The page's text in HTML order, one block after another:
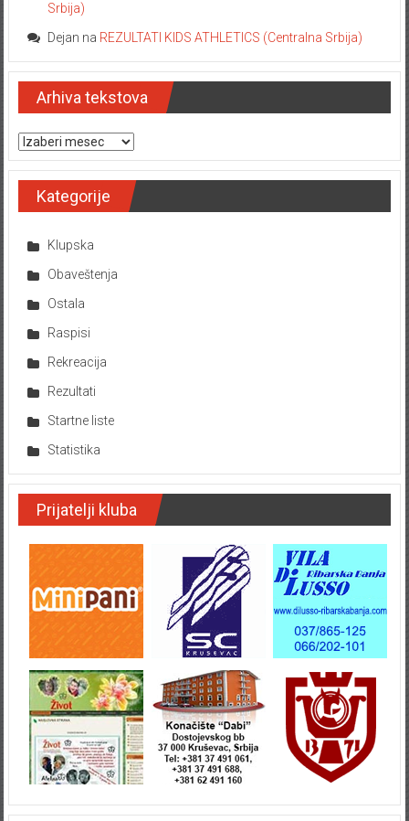
Srbija)
Dejan na REZULTATI KIDS ATHLETICS (Centralna Srbija)
Arhiva tekstova
Arhiva tekstova
Kategorije
Klupska
Obaveštenja
Ostala
Raspisi
Rekreacija
Rezultati
Startne liste
Statistika
Prijatelji kluba